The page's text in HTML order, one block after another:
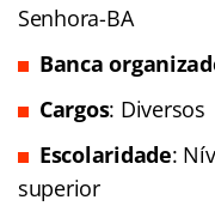
Senhora-BA
Banca
Cargos: Diversos
Escolaridade:
superior